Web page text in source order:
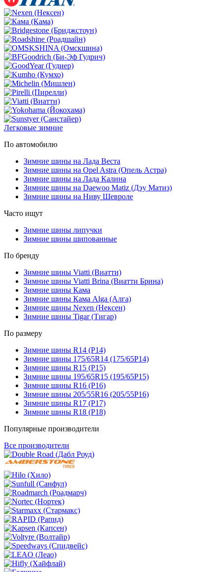
Легковые зимние
По автомобилю
Зимние шины на Лада Веста
Зимние шины на Opel Astra (Опель Астра)
Зимние шины на Лада Калина
Зимние шины на Daewoo Matiz (Дэу Матиз)
Зимние шины на Ниву Шевроле
Часто ищут
Зимние шины липучки
Зимние шины шипованные
По бренду
Зимние шины Viatti (Виатти)
Зимние шины Viatti Brina (Виатти Брина)
Зимние шины Кама
Зимние шины Кама Alga (Алга)
Зимние шины Nexen (Нексен)
Зимние шины Tigar (Тигар)
По размеру
Зимние шины R14 (Р14)
Зимние шины 175/65R14 (175/65Р14)
Зимние шины R15 (Р15)
Зимние шины 195/65R15 (195/65Р15)
Зимние шины R16 (Р16)
Зимние шины 205/55R16 (205/55Р16)
Зимние шины R17 (Р17)
Зимние шины R18 (Р18)
Популярные производители
Все производители